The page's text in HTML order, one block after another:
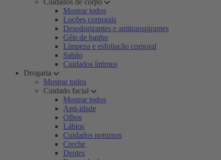
Cuidados de corpo
Mostrar todos
Loções corporais
Desodorizantes e antitranspirantes
Géis de banho
Limpeza e esfoliação corporal
Sabão
Cuidados íntimos
Drogaria
Mostrar todos
Cuidado facial
Mostrar todos
Anti-idade
Olhos
Lábios
Cuidados noturnos
Creche
Dentes